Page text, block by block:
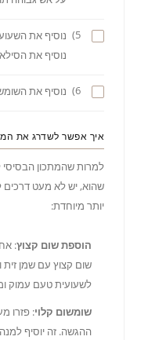
5)
נוסיף את
נוסיף את
6) נוסיף את
איך אפשר לשדרג את
למרות שהמתכון הבסיסי
שהוא, יש לא מעט דרכים
יותר מיוחדת:
הוספת שום קצוץ:
שום קצוץ עם שמן זית
לשעועית טעם עמוק
שומשום קלוי: פזרו
ההגשה. זה יוסיף